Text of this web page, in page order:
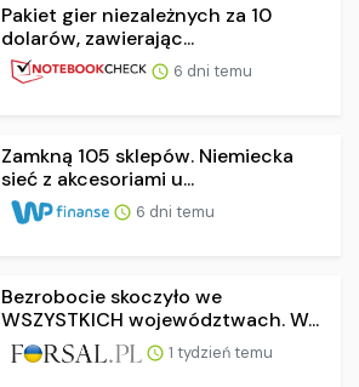
Pakiet gier niezależnych za 10
dolarów, zawierając...
6 dni temu
Zamkną 105 sklepów. Niemiecka
sieć z akcesoriami u...
6 dni temu
Bezrobocie skoczyło we
WSZYSTKICH województwach. W...
1 tydzień temu